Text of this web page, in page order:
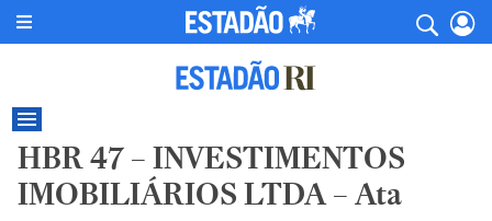
HBR 47 – INVESTIMENTOS
IMOBILIÁRIOS LTDA – Ata